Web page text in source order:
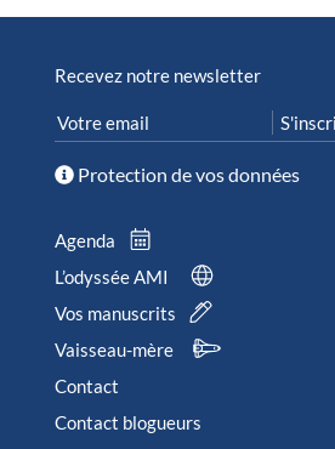
Recevez notre newsletter
Protection de vos données
Agenda
L’odyssée AMI
Vos manuscrits
Vaisseau-mère
Contact
Contact blogueurs